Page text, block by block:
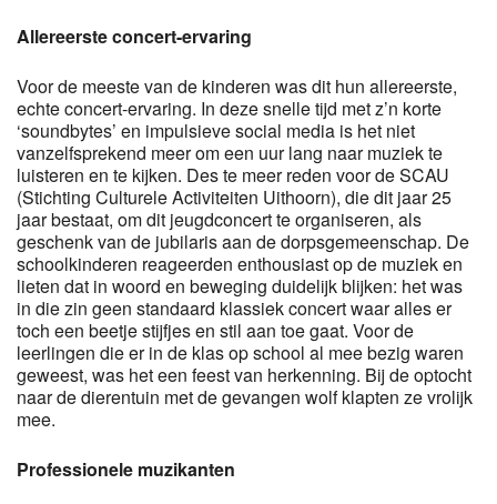
Allereerste concert-ervaring
Voor de meeste van de kinderen was dit hun allereerste,
echte concert-ervaring. In deze snelle tijd met z’n korte
‘soundbytes’ en impulsieve social media is het niet
vanzelfsprekend meer om een uur lang naar muziek te
luisteren en te kijken. Des te meer reden voor de SCAU
(Stichting Culturele Activiteiten Uithoorn), die dit jaar 25
jaar bestaat, om dit jeugdconcert te organiseren, als
geschenk van de jubilaris aan de dorpsgemeenschap. De
schoolkinderen reageerden enthousiast op de muziek en
lieten dat in woord en beweging duidelijk blijken: het was
in die zin geen standaard klassiek concert waar alles er
toch een beetje stijfjes en stil aan toe gaat. Voor de
leerlingen die er in de klas op school al mee bezig waren
geweest, was het een feest van herkenning. Bij de optocht
naar de dierentuin met de gevangen wolf klapten ze vrolijk
mee.
Professionele muzikanten